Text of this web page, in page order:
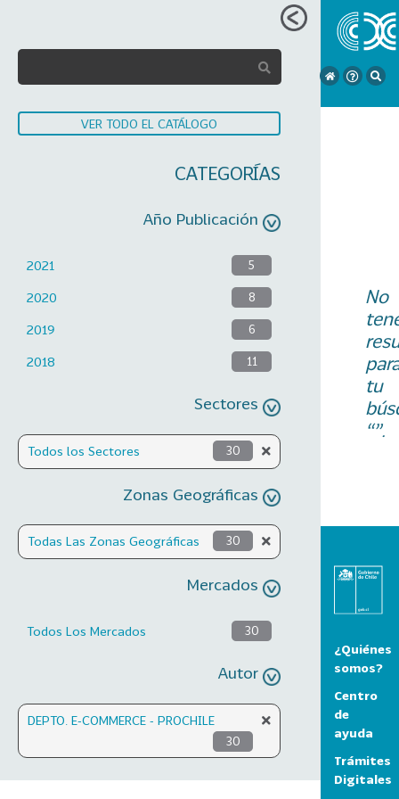
VER TODO EL CATÁLOGO
CATEGORÍAS
Año Publicación
2021 5
2020 8
2019 6
2018 11
Sectores
Todos los Sectores 30
Zonas Geográficas
Todas Las Zonas Geográficas 30
Mercados
Todos Los Mercados 30
Autor
DEPTO. E-COMMERCE - PROCHILE
30
No
tu
“”.
¿Quiénes
somos?
Centro
de
ayuda
Trámites
Digitales